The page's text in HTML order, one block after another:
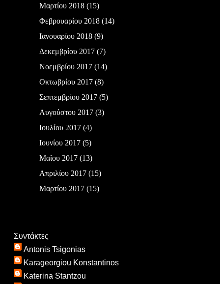
Μαρτίου 2018(15)
Φεβρουαρίου 2018(14)
Ιανουαρίου 2018(9)
Δεκεμβρίου 2017(7)
Νοεμβρίου 2017(14)
Οκτωβρίου 2017(8)
Σεπτεμβρίου 2017(5)
Αυγούστου 2017(3)
Ιουλίου 2017(4)
Ιουνίου 2017(5)
Μαΐου 2017(13)
Απριλίου 2017(15)
Μαρτίου 2017(15)
Συντάκτες
Antonis Tsigonias
Karageorgiou Konstantinos
Katerina Stantzou